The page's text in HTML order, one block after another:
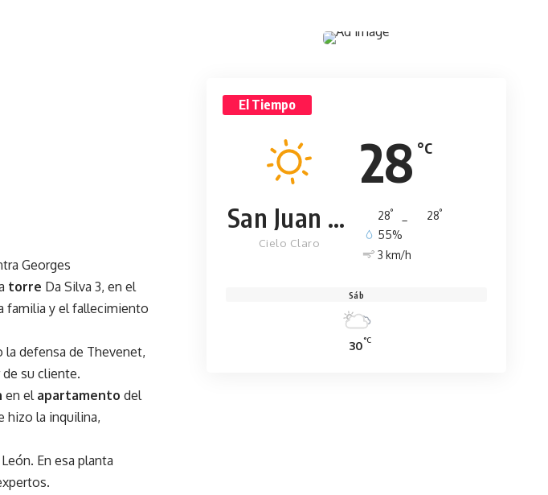
Georges
torre Da Silva 3, en el
familia y el fallecimiento
la defensa de Thevenet,
su cliente.
en el apartamento del
hizo la inquilina,
En esa planta
El Tiempo
28 °C
San Juan de la Maguana
Cielo Claro
28° 28°
55%
3 km/h
Sáb
30°C